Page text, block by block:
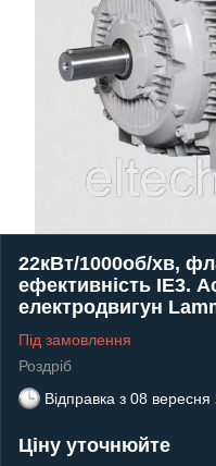
22кВт/1000об/хв,
ефективність IE3.
електродвигун
Під замовлення
Роздріб
Відправка з 08 вересня
Ціну уточнюйте